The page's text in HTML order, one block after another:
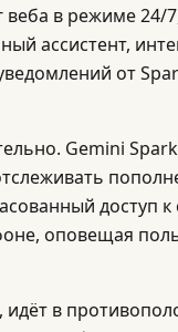
в режиме
ассистент,
от
Gemini
доступ
оповещая
идёт в